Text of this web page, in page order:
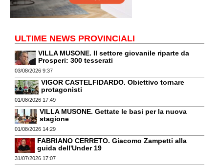
ULTIME NEWS PROVINCIALI
VILLA MUSONE. Il settore giovanile riparte da
Prosperi: 300 tesserati
03/08/2026 9:37
VIGOR CASTELFIDARDO. Obiettivo tornare
protagonisti
01/08/2026 17:49
VILLA MUSONE. Gettate le basi per la nuova
stagione
01/08/2026 14:29
FABRIANO CERRETO. Giacomo Zampetti alla
guida dell'Under 19
31/07/2026 17:07